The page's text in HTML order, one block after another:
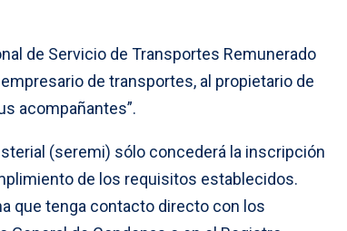
de Servicio de Transportes Remunerado
de transportes, al propietario de
acompañantes”.
(seremi) sólo concederá la inscripción
de los requisitos establecidos.
que tenga contacto directo con los